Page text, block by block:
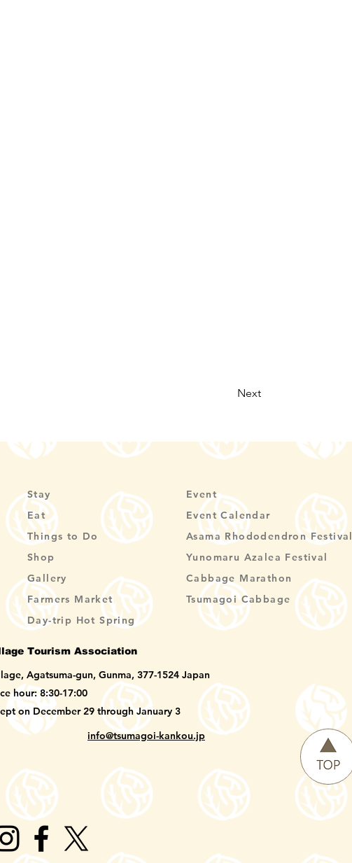
Next
Stay
Eat
Things to Do
Shop
Gallery
Farmers Market
Event
Event Calendar
Asama Rhododendron Festival
Yunomaru Azalea Festival
Cabbage Marathon
Tsumagoi Cabbage
Day-trip Hot Spring
Tourism Association
Agatsuma-gun, Gunma, 377-1524 Japan
hour: 8:30-17:00
on December 29 through January 3
info@tsumagoi-kankou.jp